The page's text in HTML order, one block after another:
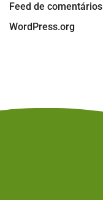
Feed de comentários
WordPress.org